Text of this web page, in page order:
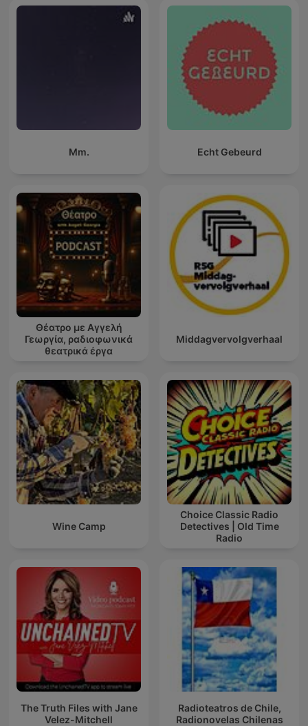
Mm. Echt Gebeurd
Θέατρο με Αγγελή
Γεωργία, ραδιοφωνικά
θεατρικά έργα
Middagvervolgverhaal
Wine Camp
Choice Classic Radio
Detectives | Old Time
Radio
The Truth Files with Jane
Velez-Mitchell
Radioteatros de Chile,
Radionovelas Chilenas